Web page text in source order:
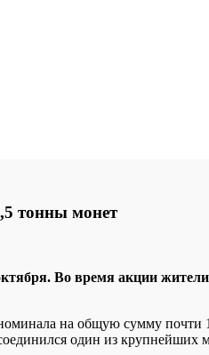
тонны монет
Во время акции
на общую сумму
один из крупнейших